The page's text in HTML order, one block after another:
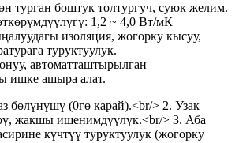
турган боштук толтургуч, суюк желим.
1,2 ~ 4,0 Вт/мК
изоляция, жогорку кысуу,
туруктуулук.
автоматташтырылган
ишке ашыра алат.